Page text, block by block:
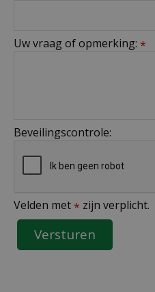
Uw vraag of opmerking: *
Beveilingscontrole:
Velden met * zijn verplicht.